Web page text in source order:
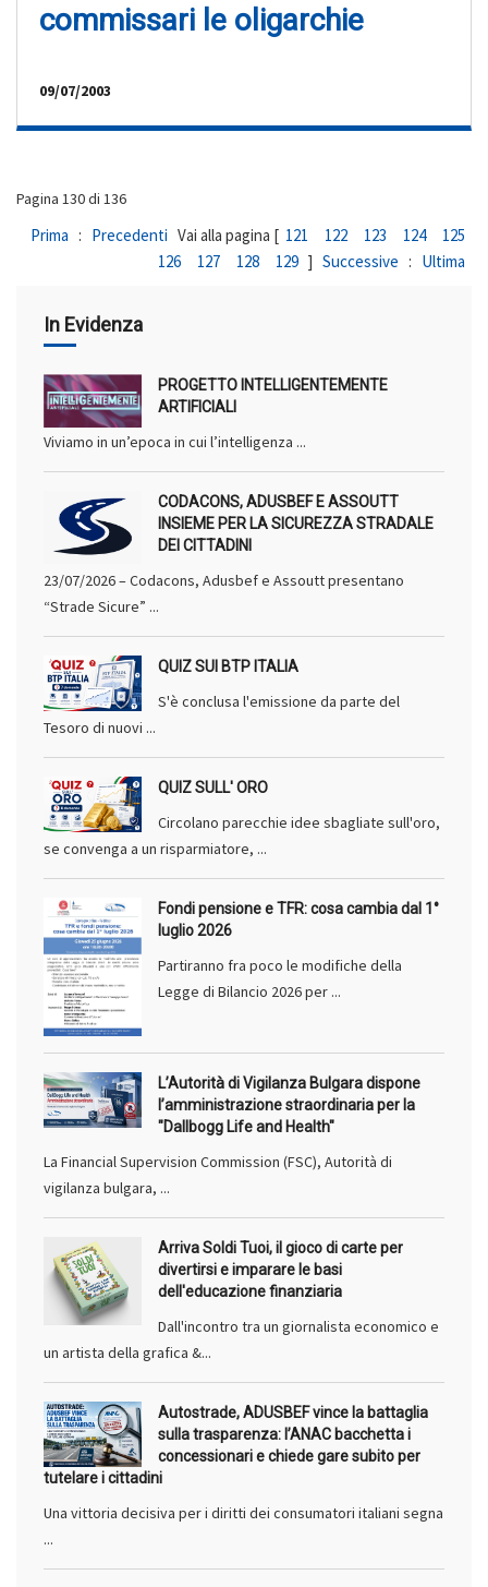
commissari le oligarchie
09/07/2003
Pagina 130 di 136
Prima : Precedenti Vai alla pagina [ 121 122 123 124
125
126
127 128 129 ] Successive : Ultima
In Evidenza
PROGETTO INTELLIGENTEMENTE
ARTIFICIALI
Viviamo in un’epoca in cui l’intelligenza ...
CODACONS, ADUSBEF E ASSOUTT
INSIEME PER LA SICUREZZA STRADALE
DEI CITTADINI
23/07/2026 – Codacons, Adusbef e Assoutt presentano
“Strade Sicure” ...
QUIZ SUI BTP ITALIA
S'è conclusa l'emissione da parte del
Tesoro di nuovi ...
QUIZ SULL' ORO
Circolano parecchie idee sbagliate sull'oro,
se convenga a un risparmiatore, ...
Fondi pensione e TFR: cosa cambia dal 1°
luglio 2026
Partiranno fra poco le modifiche della
Legge di Bilancio 2026 per ...
L’Autorità di Vigilanza Bulgara dispone
l’amministrazione straordinaria per la
"Dallbogg Life and Health"
La Financial Supervision Commission (FSC), Autorità di
vigilanza bulgara, ...
Arriva Soldi Tuoi, il gioco di carte per
divertirsi e imparare le basi
dell'educazione finanziaria
Dall'incontro tra un giornalista economico e
un artista della grafica &...
Autostrade, ADUSBEF vince la battaglia
sulla trasparenza: l’ANAC bacchetta i
concessionari e chiede gare subito per
tutelare i cittadini
Una vittoria decisiva per i diritti dei consumatori italiani segna
...